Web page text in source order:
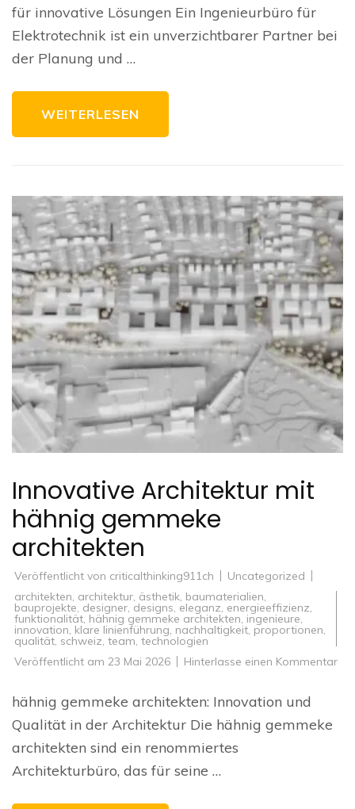
für innovative Lösungen Ein Ingenieurbüro für
Elektrotechnik ist ein unverzichtbarer Partner bei
der Planung und …
WEITERLESEN
Innovative Architektur mit
hähnig gemmeke
architekten
Veröffentlicht von criticalthinking911ch
Uncategorized
architekten, architektur, ästhetik, baumaterialien,
bauprojekte, designer, designs, eleganz, energieeffizienz,
funktionalität, hähnig gemmeke architekten, ingenieure,
innovation, klare linienführung, nachhaltigkeit, proportionen,
qualität, schweiz, team, technologien
Veröffentlicht am 23 Mai 2026 Hinterlasse einen Kommentarzu
hähnig gemmeke architekten: Innovation und
Qualität in der Architektur Die hähnig gemmeke
architekten sind ein renommiertes
Architekturbüro, das für seine …